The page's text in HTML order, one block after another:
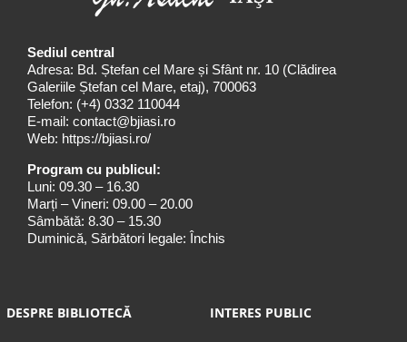
Sediul central
Adresa: Bd. Ștefan cel Mare și Sfânt nr. 10 (Clădirea
Galeriile Ștefan cel Mare, etaj), 700063
Telefon: (+4) 0332 110044
E-mail: contact@bjiasi.ro
Web: https://bjiasi.ro/
Program cu publicul:
Luni: 09.30 – 16.30
Marți – Vineri: 09.00 – 20.00
Sâmbătă: 8.30 – 15.30
Duminică, Sărbători legale: Închis
DESPRE BIBLIOTECĂ INTERES PUBLIC